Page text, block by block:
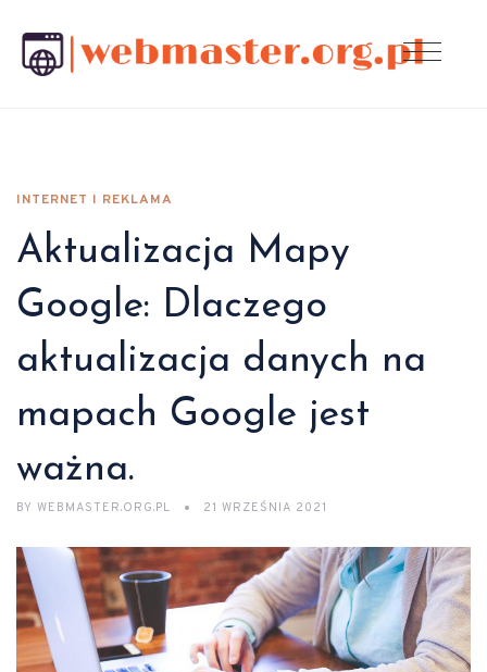
INTERNET I REKLAMA
Aktualizacja Mapy
Google: Dlaczego
aktualizacja danych na
mapach Google jest
ważna.
BY WEBMASTER.ORG.PL 21 WRZEŚNIA 2021